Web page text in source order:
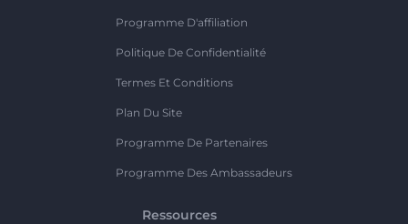
Programme D'affiliation
Politique De Confidentialité
Termes Et Conditions
Plan Du Site
Programme De Partenaires
Programme Des Ambassadeurs
Ressources